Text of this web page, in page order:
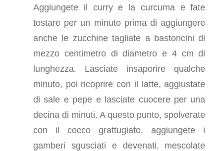
Aggiungete il curry e la curcuma e fate
tostare per un minuto prima di aggiungere
anche le zucchine tagliate a bastoncini di
mezzo centimetro di diametro e 4 cm di
lunghezza. Lasciate insaporire qualche
minuto, poi ricoprire con il latte, aggiustate
di sale e pepe e lasciate cuocere per una
decina di minuti. A questo punto, spolverate
con il cocco grattugiato, aggiungete i
gamberi sgusciati e devenati, mescolate